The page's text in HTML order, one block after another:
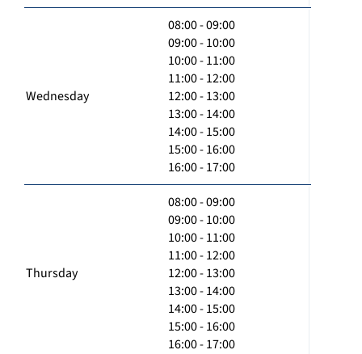
Wednesday
08:00 - 09:00
09:00 - 10:00
10:00 - 11:00
11:00 - 12:00
12:00 - 13:00
13:00 - 14:00
14:00 - 15:00
15:00 - 16:00
16:00 - 17:00
Thursday
08:00 - 09:00
09:00 - 10:00
10:00 - 11:00
11:00 - 12:00
12:00 - 13:00
13:00 - 14:00
14:00 - 15:00
15:00 - 16:00
16:00 - 17:00